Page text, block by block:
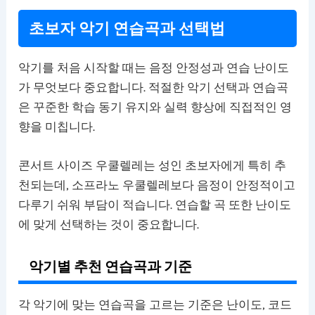
초보자 악기 연습곡과 선택법
악기를 처음 시작할 때는 음정 안정성과 연습 난이도
가 무엇보다 중요합니다. 적절한 악기 선택과 연습곡
은 꾸준한 학습 동기 유지와 실력 향상에 직접적인 영
향을 미칩니다.
콘서트 사이즈 우쿨렐레는 성인 초보자에게 특히 추
천되는데, 소프라노 우쿨렐레보다 음정이 안정적이고
다루기 쉬워 부담이 적습니다. 연습할 곡 또한 난이도
에 맞게 선택하는 것이 중요합니다.
악기별 추천 연습곡과 기준
각 악기에 맞는 연습곡을 고르는 기준은 난이도, 코드